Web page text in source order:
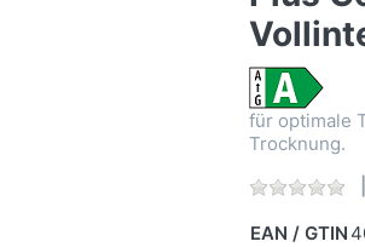
für optimale
Trocknung.
EAN / GTIN